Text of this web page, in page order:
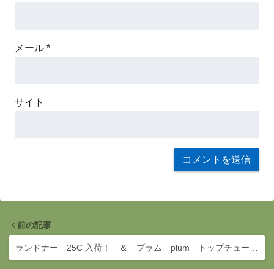
メール *
サイト
前の記事
ランドナー 25C 入荷！ ＆ プラム plum トップチュー…